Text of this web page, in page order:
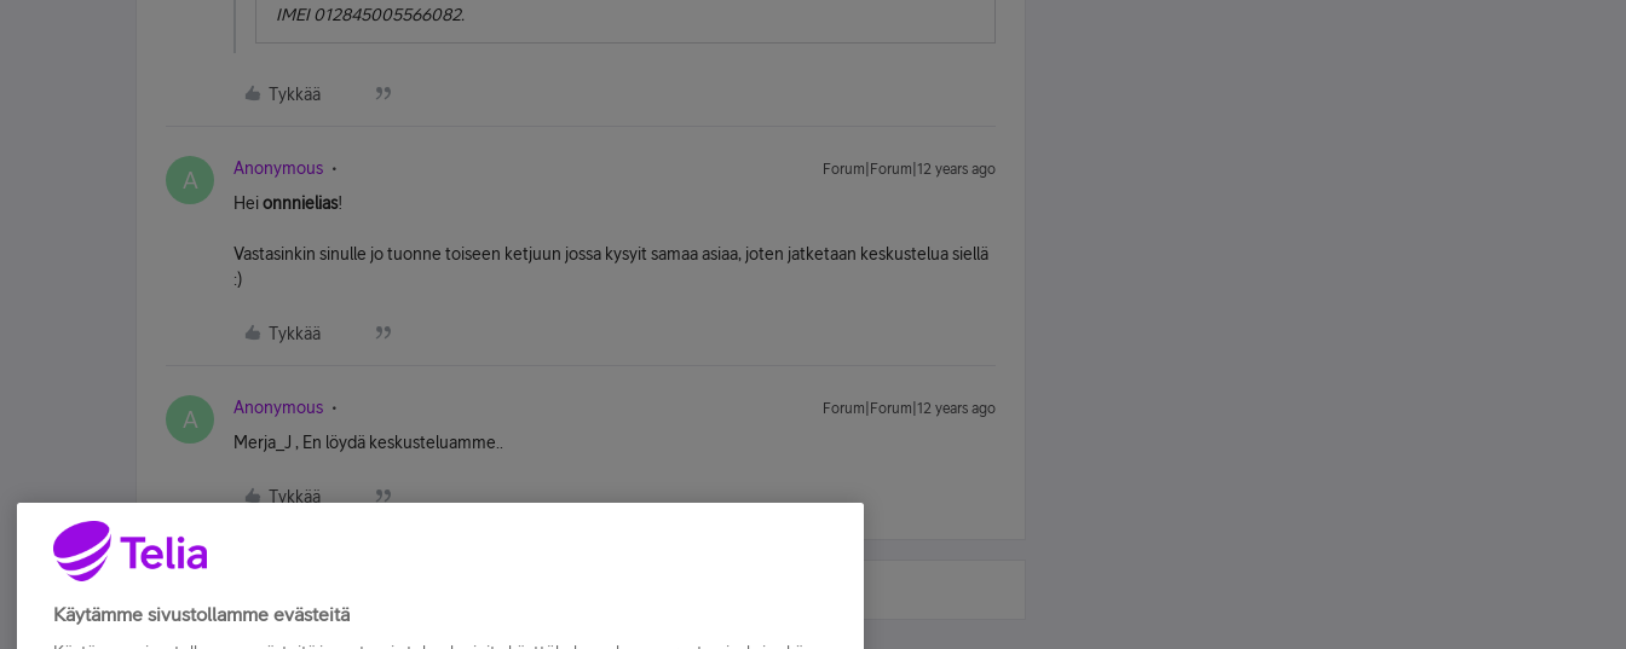
IMEI 012845005566082.
Tykkää
A Anonymous Forum|Forum|12 years ago
Heionnnielias!
Vastasinkin sinulle jo tuonne toiseen ketjuun jossa kysyit samaa asiaa, joten jatketaan keskustelua siellä
:)
Tykkää
A Anonymous Forum|Forum|12 years ago
Merja_J , En löydä keskusteluamme..
Tykkää
Käytämme sivustollamme evästeitä